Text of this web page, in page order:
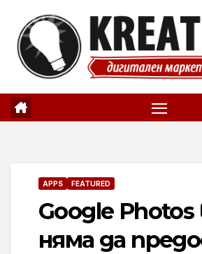
content
APPS FEATURED
Google Photos
няма да